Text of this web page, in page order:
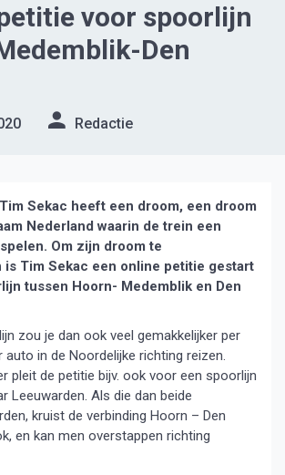
voor spoorlijn
Den
Redactie
Tim Sekac heeft een droom, een droom
Nederland waarin de trein een
Om zijn droom te
is Tim Sekac een online petitie gestart
tussen Hoorn- Medemblik en Den
zou je dan ook veel gemakkelijker per
auto in de Noordelijke richting reizen.
pleit de petitie bijv. ook voor een spoorlijn
Leeuwarden. Als die dan beide
kruist de verbinding Hoorn – Den
en kan men overstappen richting